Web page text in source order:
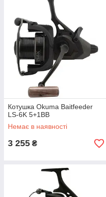
Котушка Okuma Baitfeeder
LS-6K 5+1BB
Немає в наявності
3 255 ₴